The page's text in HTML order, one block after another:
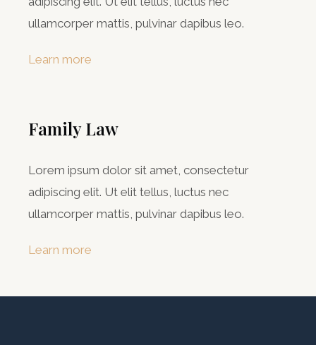
ullamcorper mattis, pulvinar dapibus leo.
Learn more
Family Law
Lorem ipsum dolor sit amet, consectetur
adipiscing elit. Ut elit tellus, luctus nec
ullamcorper mattis, pulvinar dapibus leo.
Learn more